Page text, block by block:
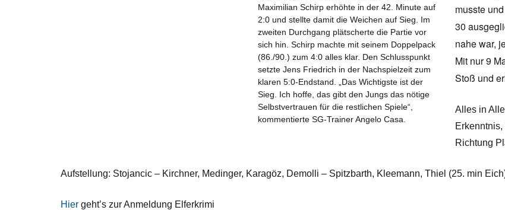
Maximilian Schirp erhöhte in der 42. Minute auf
2:0 und stellte damit die Weichen auf Sieg. Im
zweiten Durchgang plätscherte die Partie vor
sich hin. Schirp machte mit seinem Doppelpack
(86./90.) zum 4:0 alles klar. Den Schlusspunkt
setzte Jens Friedrich in der Nachspielzeit zum
klaren 5:0-Endstand. „Das Wichtigste ist der
Sieg. Ich hoffe, das gibt den Jungs das nötige
Selbstvertrauen für die restlichen Spiele“,
kommentierte SG-Trainer Angelo Casa.
musste
30
nahe war,
Mit nur 9
Stoß und
Alles in
Richtung
Aufstellung: Stojancic – Kirchner, Medinger, Karagöz, Demolli – Spitzbarth, Kleemann, Thiel (25. min
Hier geht’s zur Anmeldung Elferkrimi